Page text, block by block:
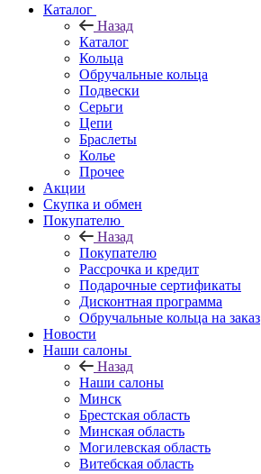
Каталог
Назад
Каталог
Кольца
Обручальные кольца
Подвески
Серьги
Цепи
Браслеты
Колье
Прочее
Акции
Скупка и обмен
Покупателю
Назад
Покупателю
Рассрочка и кредит
Подарочные сертификаты
Дисконтная программа
Обручальные кольца на заказ
Новости
Наши салоны
Назад
Наши салоны
Минск
Брестская область
Минская область
Могилевская область
Витебская область